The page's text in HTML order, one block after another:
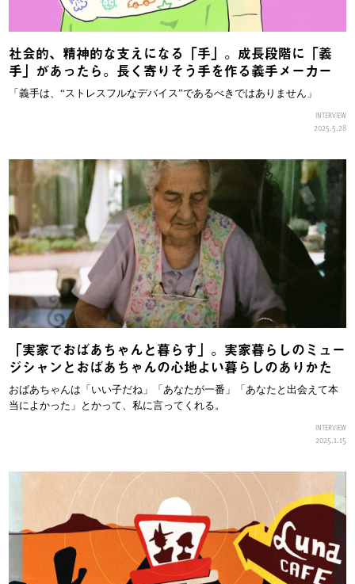
社会的、精神的な支えになる「手」。成長段階に「義
手」があったら。長く寄りそう手を作る義手メーカー
「義手は、“ストレスフルなデバイス”であるべきではありません」
INTERVIEW
2025.5.28
「実家でおばあちゃんと暮らす」。実家暮らしのミュー
ジシャンとおばあちゃんの心地よい暮らしのありかた
おばあちゃんは「いい子だね」「あなたが一番」「あなたと出会えて本
当によかった」とかって、私に言ってくれる。
INTERVIEW
2025.1.15